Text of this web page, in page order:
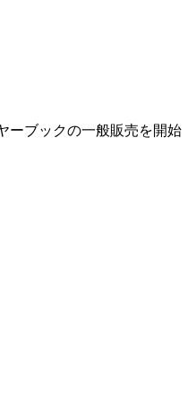
ーブックの一般販売を開始